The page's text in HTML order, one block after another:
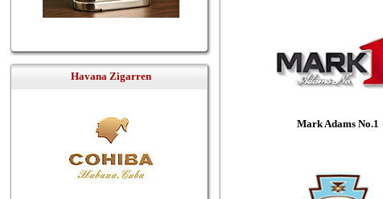
Havana Zigarren
Mark Adams No.1